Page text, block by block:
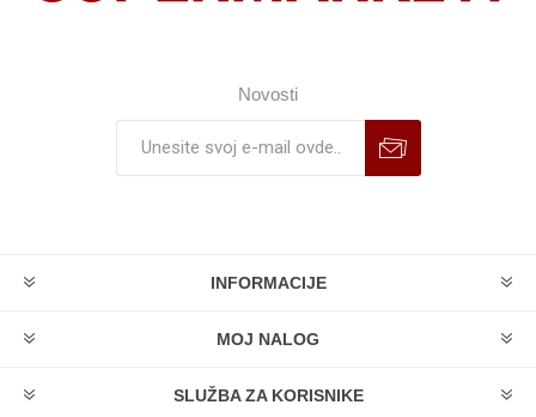
Novosti
INFORMACIJE
MOJ NALOG
SLUŽBA ZA KORISNIKE